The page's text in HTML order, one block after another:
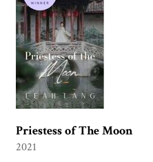
Priestess of The Moon
2021